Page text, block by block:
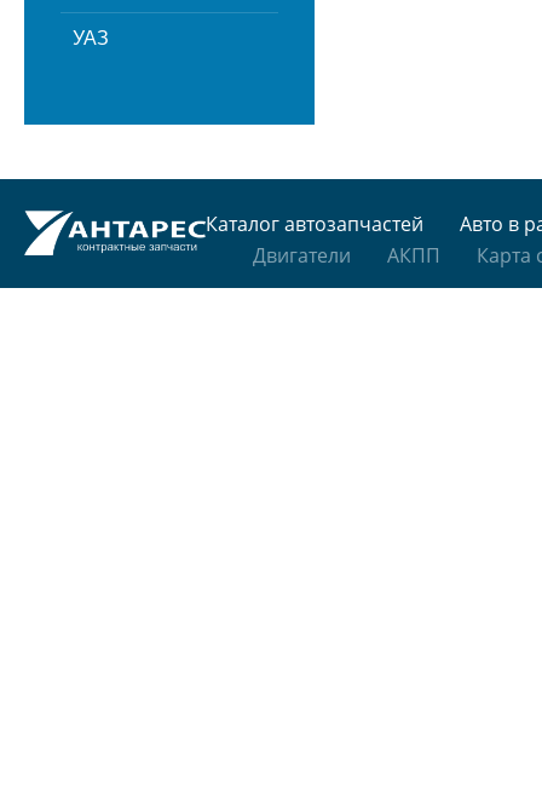
УАЗ
Каталог автозапчастей
Авто в
Двигатели
АКПП Карта